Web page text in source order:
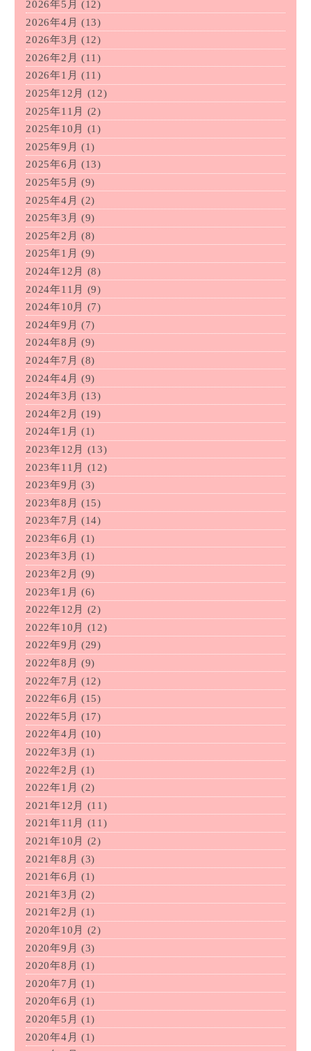
2026年5月 (12)
2026年4月 (13)
2026年3月 (12)
2026年2月 (11)
2026年1月 (11)
2025年12月
(12)
2025年11月
(2)
2025年10月
(1)
2025年9月 (1)
2025年6月 (13)
2025年5月 (9)
2025年4月 (2)
2025年3月 (9)
2025年2月 (8)
2025年1月 (9)
2024年12月
(8)
2024年11月 (9)
2024年10月
(7)
2024年9月 (7)
2024年8月 (9)
2024年7月 (8)
2024年4月 (9)
2024年3月 (13)
2024年2月 (19)
2024年1月 (1)
2023年12月
(13)
2023年11月 (12)
2023年9月 (3)
2023年8月 (15)
2023年7月 (14)
2023年6月 (1)
2023年3月 (1)
2023年2月 (9)
2023年1月 (6)
2022年12月
(2)
2022年10月
(12)
2022年9月 (29)
2022年8月 (9)
2022年7月 (12)
2022年6月 (15)
2022年5月 (17)
2022年4月 (10)
2022年3月 (1)
2022年2月 (1)
2022年1月 (2)
2021年12月
(11)
2021年11月
(11)
2021年10月
(2)
2021年8月 (3)
2021年6月 (1)
2021年3月 (2)
2021年2月 (1)
2020年10月
(2)
2020年9月 (3)
2020年8月 (1)
2020年7月 (1)
2020年6月 (1)
2020年5月 (1)
2020年4月 (1)